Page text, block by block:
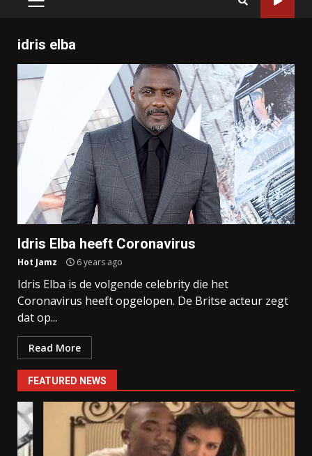
PRIMARY
idris elba
Idris Elba heeft Coronavirus
Hot Jamz 6 years ago
Idris Elba is de volgende celebrity die het
Coronavirus heeft opgelopen. De Britse acteur zegt
dat op...
Read More
FEATURED NEWS